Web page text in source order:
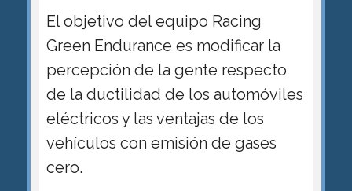
El objetivo del equipo Racing
Green Endurance es modificar la
percepción de la gente respecto
de la ductilidad de los automóviles
eléctricos y las ventajas de los
vehículos con emisión de gases
cero.